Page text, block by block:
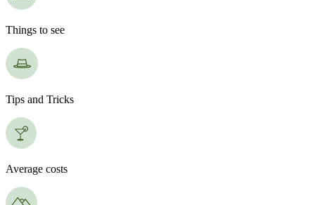
Things to see
Tips and Tricks
Average costs